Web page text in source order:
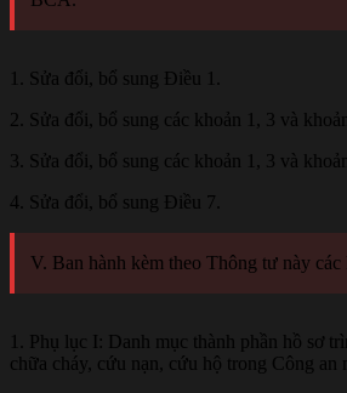
1. Sửa đổi, bổ sung Điều 1.
2. Sửa đổi, bổ sung các khoản 1, 3 và
3. Sửa đổi, bổ sung các khoản 1, 3 và
4. Sửa đổi, bổ sung Điều 7.
V. Ban hành kèm theo Thông tư này các
1. Phụ lục I: Danh mục thành phần hồ sơ
chữa cháy, cứu nạn, cứu hộ trong Công an